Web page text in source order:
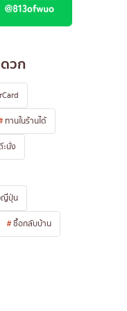
วก
ทานในร้านได้
ะนั่ง
ญี่ปุ่น
ซื้อกลับบ้าน